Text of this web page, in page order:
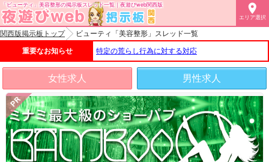
「ビューティ」美容整形の掲示板スレッド一覧｜夜遊びweb関西版 
エリア選択
関西版掲示板トップ ビューティ「美容整形」スレッド一覧
重要なお知らせ 特定の荒らし行為に対する対応
女性求人 男性求人